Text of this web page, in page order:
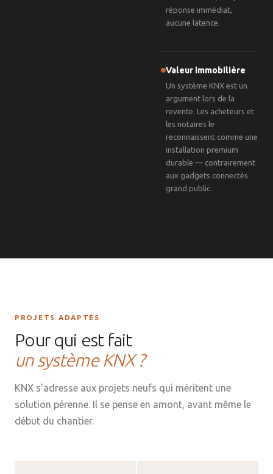
réponse immédiat,
aucune latence.
Valeur immobilière
Un système KNX est un
argument lors de la
revente. Les acheteurs et
les notaires le
reconnaissent comme une
installation premium
durable — contrairement
aux gadgets connectés
grand public.
PROJETS ADAPTÉS
Pour qui est fait
un système KNX ?
KNX s'adresse aux projets neufs qui méritent une
solution pérenne. Il se pense en amont, avant même le
début du chantier.